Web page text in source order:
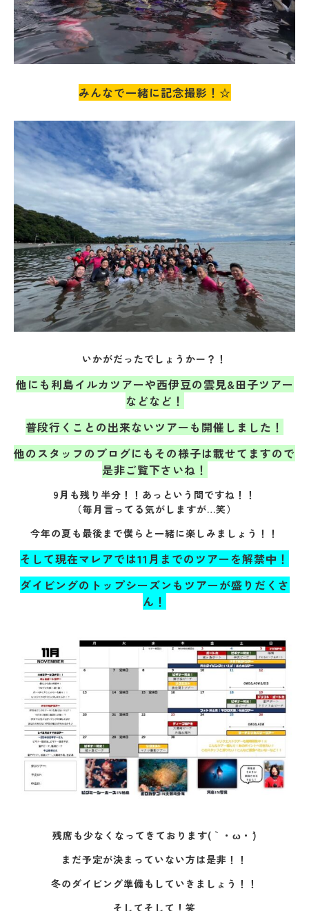
みんなで一緒に記念撮影！☆
いかがだったでしょうかー？！
他にも利島イルカツアーや西伊豆の雲見&田子ツアー
などなど！
普段行くことの出来ないツアーも開催しました！
他のスタッフのブログにもその様子は載せてますので
是非ご覧下さいね！
9月も残り半分！！あっという間ですね！！
（毎月言ってる気がしますが…笑）
今年の夏も最後まで僕らと一緒に楽しみましょう！！
そして現在マレアでは11月までのツアーを解禁中！
ダイビングのトップシーズンもツアーが盛りだくさ
ん！
残席も少なくなってきております(｀・ω・´)
まだ予定が決まっていない方は是非！！
冬のダイビング準備もしていきましょう！！
そしてそして！笑